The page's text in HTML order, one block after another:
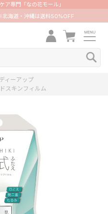
ア専門「なの花モール」
海道・沖縄は送料50%OFF
ィーアップ
スキンフィルム